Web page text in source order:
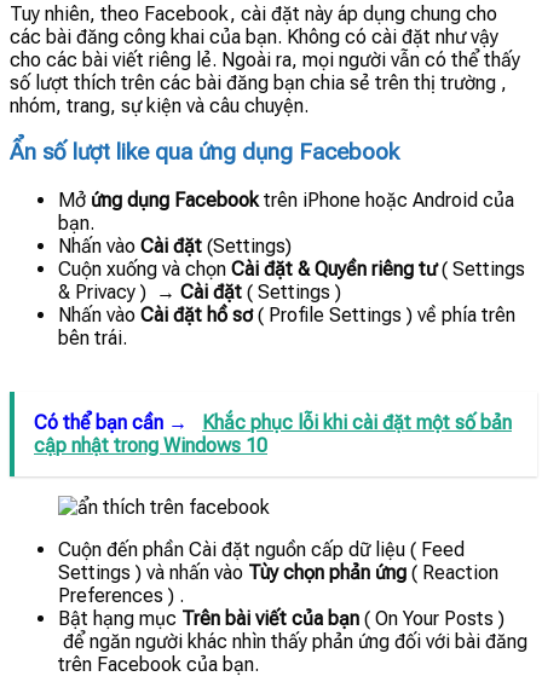
Tuy nhiên, theo Facebook, cài đặt này áp dụng chung cho
các bài đăng công khai của bạn. Không có cài đặt như vậy
cho các bài viết riêng lẻ. Ngoài ra, mọi người vẫn có thể thấy
số lượt thích trên các bài đăng bạn chia sẻ trên thị trường ,
nhóm, trang, sự kiện và câu chuyện.
Ẩn số lượt like qua ứng dụng Facebook
Mở ứng dụng Facebooktrên iPhone hoặc Android của
bạn.
Nhấn vào Cài đặt (Settings)
Cuộn xuống và chọn Cài đặt & Quyền riêng tư( Settings
& Privacy ) → Cài đặt ( Settings )
Nhấn vào Cài đặt hồ sơ( Profile Settings ) về phía trên
bên trái.
Có thể bạn cần →
Khắc phục lỗi khi cài đặt một số bản
cập nhật trong Windows 10
Cuộn đến phần Cài đặt nguồn cấp dữ liệu ( Feed
Settings ) và nhấn vào Tùy chọn phản ứng ( Reaction
Preferences ) .
Bật hạng mục Trên bài viết của bạn ( On Your Posts )
để ngăn người khác nhìn thấy phản ứng đối với bài đăng
trên Facebook của bạn.